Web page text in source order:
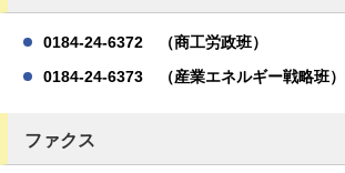
0184-24-6372 （商工労政班）
0184-24-6373 （産業エネルギー戦略班）
ファクス